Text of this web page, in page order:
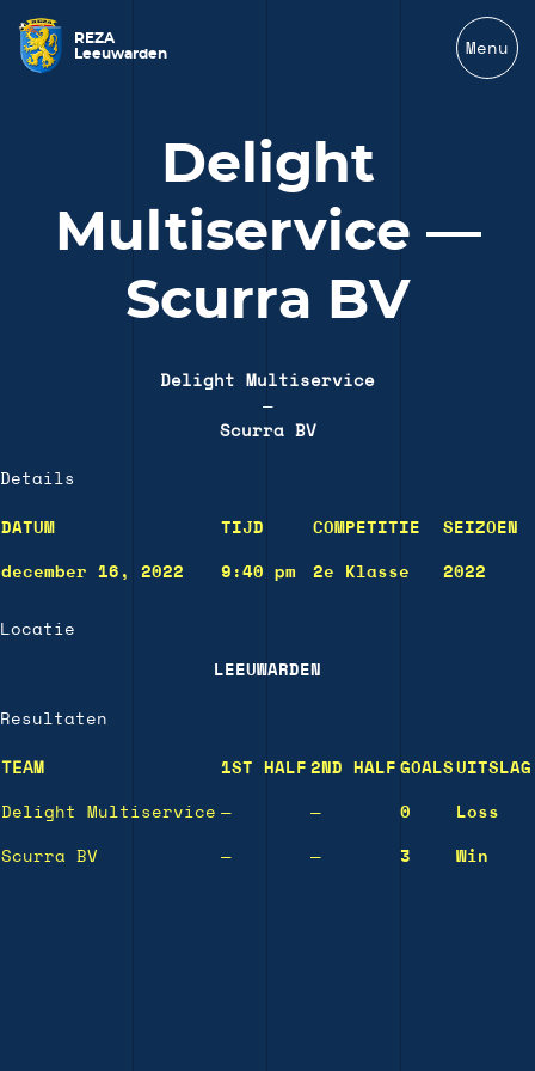
REZA
Leeuwarden
Menu
Delight
Multiservice —
Scurra BV
Delight Multiservice
—
Scurra BV
Details
DATUM TIJD COMPETITIE SEIZOEN
december 16, 2022 9:40 pm 2e Klasse 2022
Locatie
LEEUWARDEN
Resultaten
TEAM 1ST HALF 2ND HALF GOALS UITSLAG
Delight Multiservice — — 0 Loss
Scurra BV — — 3 Win